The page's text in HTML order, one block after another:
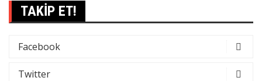
TAKİP ET!
Facebook
Twitter